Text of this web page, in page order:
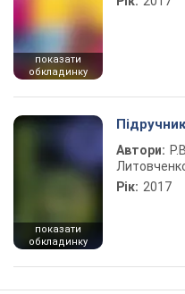
показати
обкладинку
показати
обкладинку
Автори:
Рік: 2017